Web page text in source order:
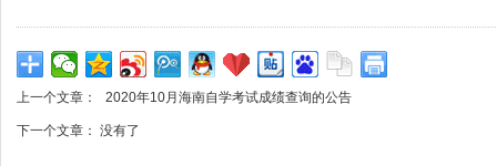
上一个文章： 2020年10月海南自学考试成绩查询的公告
下一个文章： 没有了